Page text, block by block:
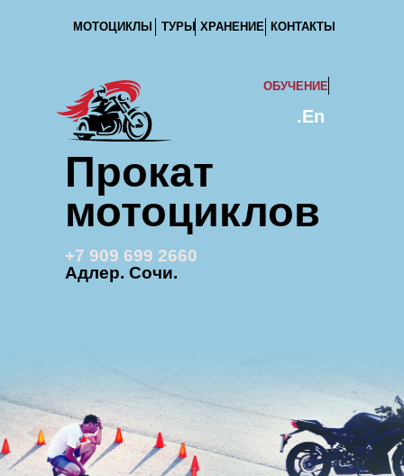
Прокат
мотоциклов
+7 909 699 2660
Адлер. Сочи.
ТУРЫ ХРАНЕНИЕ
ОБУЧЕНИЕ
КОНТАКТЫ
МОТОЦИКЛЫ
.En